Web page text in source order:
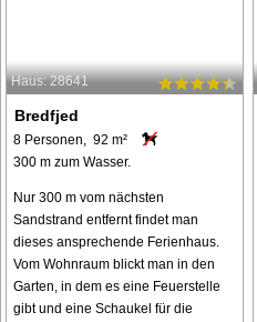
Haus: 28641
Bredfjed
8 Personen, 92 m²
300 m zum Wasser.
Nur 300 m vom nächsten
Sandstrand entfernt findet man
dieses ansprechende Ferienhaus.
Vom Wohnraum blickt man in den
Garten, in dem es eine Feuerstelle
gibt und eine Schaukel für die